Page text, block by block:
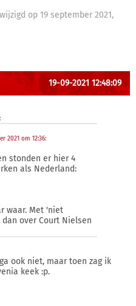
op 19 september 2021,
19-09-2021 12:48:09
2021 om 12:36:
stonden er hier 4
als Nederland:
waar. Met 'niet
over Court Nielsen
ook niet, maar toen zag ik
keek :p.